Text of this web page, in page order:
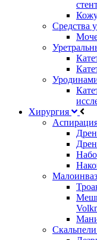
Средства
Хирургия